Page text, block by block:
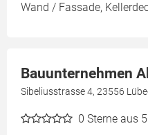
Wand / Fassade,
Bauunternehmen
Sibeliusstrasse 4, 23556
0 Sterne aus